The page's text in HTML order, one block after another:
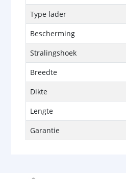
Type lader
Bescherming
Stralingshoek
Breedte
Dikte
Lengte
Garantie